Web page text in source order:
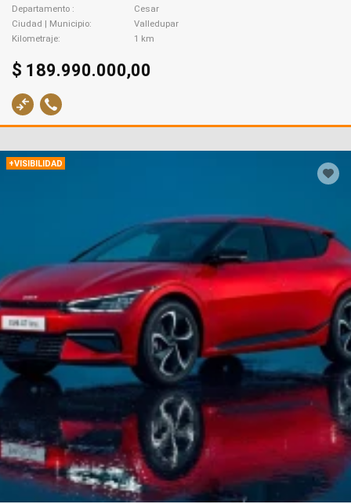
Departamento
Cesar
Ciudad | Municipio
Valledupar
Kilometraje
1 km
$ 189.990.000,00
+VISIBILIDAD